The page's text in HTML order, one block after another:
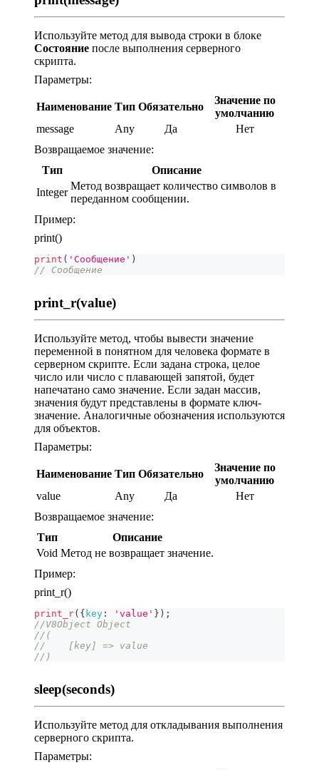
Используйте метод для вывода строки в блоке
Состояние после выполнения серверного
скрипта.
Параметры:
Наименование Тип Обязательно
Значение по
умолчанию
message
Any Да
Нет
Возвращаемое значение:
Тип
Описание
Integer
Метод возвращает количество символов в
переданном сообщении.
Пример:
print()
print ( 'Сообщение' )
// Сообщение
print_r(value)
Используйте метод, чтобы вывести значение
переменной в понятном для человека формате в
серверном скрипте. Если задана строка, целое
число или число с плавающей запятой, будет
напечатано само значение. Если задан массив,
значения будут представлены в формате ключ-
значение. Аналогичные обозначения используются
для объектов.
Параметры:
Наименование Тип Обязательно
Значение по
умолчанию
value
Any Да
Нет
Возвращаемое значение:
Тип
Описание
Void Метод не возвращает значение.
Пример:
print_r()
print_r( { key : 'value' } ) ;
//V8Object Object
//(
//    [key] => value
//)
sleep(seconds)
Используйте метод для откладывания выполнения
серверного скрипта.
Параметры: